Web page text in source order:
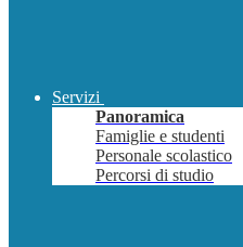
Servizi
Panoramica
Famiglie e studenti
Personale scolastico
Percorsi di studio